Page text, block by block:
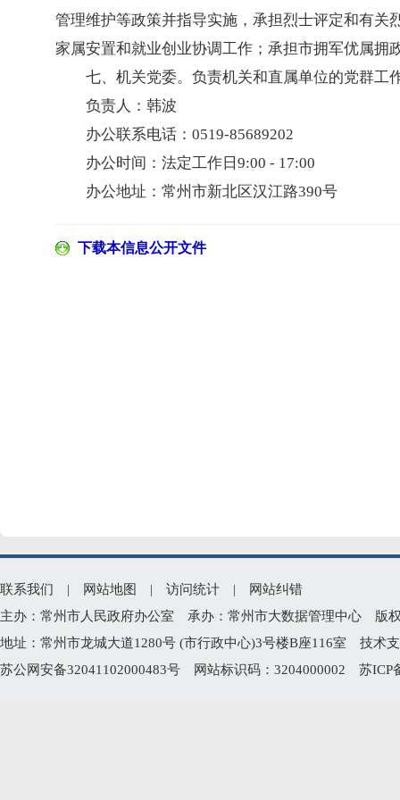
管理维护等政策并指导实施，承担烈士评定和有
家属安置和就业创业协调工作；承担市拥军优属拥
七、机关党委。负责机关和直属单位的党群工
负责人：韩波
办公联系电话：0519-85689202
办公时间：法定工作日9:00 - 17:00
办公地址：常州市新北区汉江路390号
下载本信息公开文件
联系我们 | 网站地图 | 访问统计 |
网站纠错
主办：常州市人民政府办公室 承办：常州市大数据管理中心 版
地址：常州市龙城大道1280号 (市行政中心)3号楼B座116室 技术
苏公网安备32041102000483号 网站标识码：3204000002 苏ICP